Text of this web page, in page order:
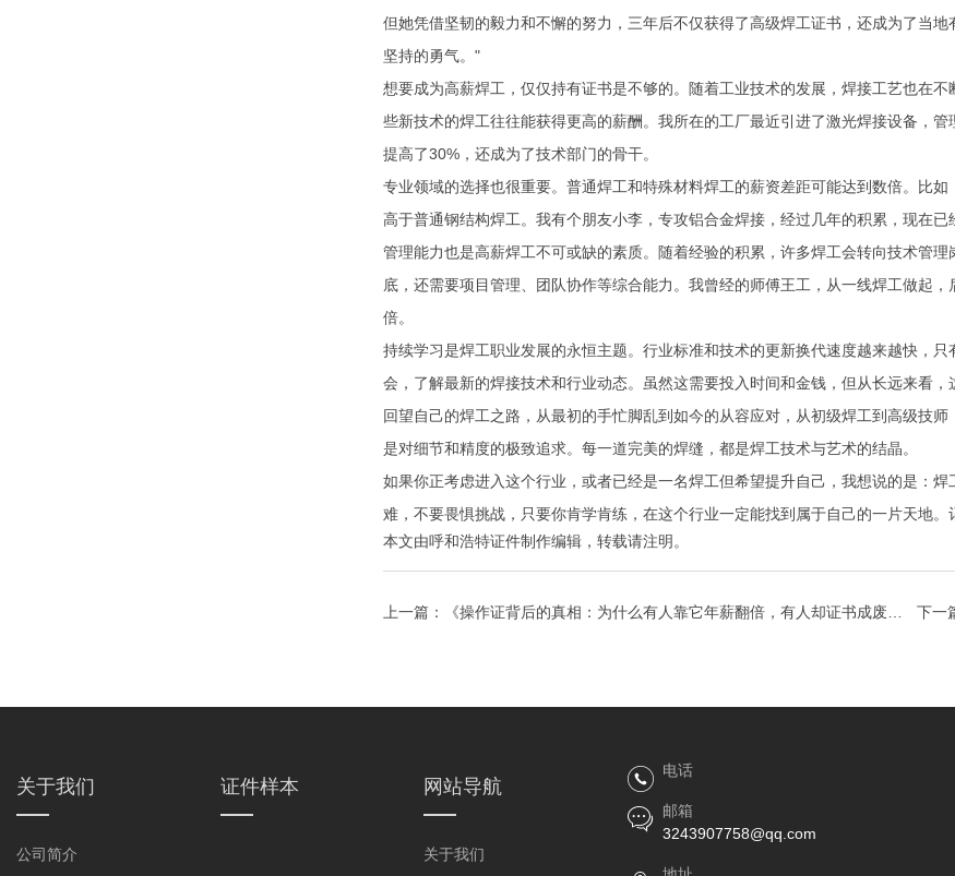
但她凭借坚韧的毅力和不懈的努力，三年后不仅获得了高级焊工证书，还成为了当
坚持的勇气。"
想要成为高薪焊工，仅仅持有证书是不够的。随着工业技术的发展，焊接工艺也在
些新技术的焊工往往能获得更高的薪酬。我所在的工厂最近引进了激光焊接设备，
提高了30%，还成为了技术部门的骨干。
专业领域的选择也很重要。普通焊工和特殊材料焊工的薪资差距可能达到数倍。比
高于普通钢结构焊工。我有个朋友小李，专攻铝合金焊接，经过几年的积累，现在
管理能力也是高薪焊工不可或缺的素质。随着经验的积累，许多焊工会转向技术管
底，还需要项目管理、团队协作等综合能力。我曾经的师傅王工，从一线焊工做起
倍。
持续学习是焊工职业发展的永恒主题。行业标准和技术的更新换代速度越来越快，
会，了解最新的焊接技术和行业动态。虽然这需要投入时间和金钱，但从长远来看，
回望自己的焊工之路，从最初的手忙脚乱到如今的从容应对，从初级焊工到高级技
是对细节和精度的极致追求。每一道完美的焊缝，都是焊工技术与艺术的结晶。
如果你正考虑进入这个行业，或者已经是一名焊工但希望提升自己，我想说的是：
难，不要畏惧挑战，只要你肯学肯练，在这个行业一定能找到属于自己的一片天地
本文由呼和浩特证件制作编辑，转载请注明。
上一篇： 《操作证背后的真相：为什么有人靠它年薪翻倍，有人却证书成废 下一
关于我们
公司简介
证件样本 网站导航
关于我们
电话
邮箱
3243907758@qq.com